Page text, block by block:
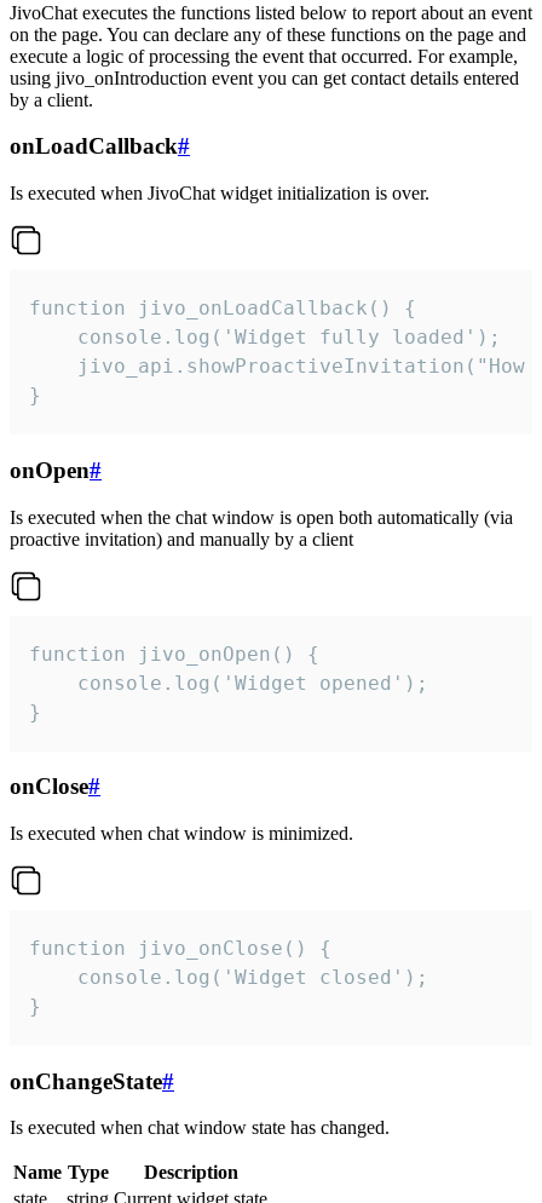
JivoChat executes the functions listed below to report about an event
on the page. You can declare any of these functions on the page and
execute a logic of processing the event that occurred. For example,
using jivo_onIntroduction event you can get contact details entered
by a client.
onLoadCallback#
Is executed when JivoChat widget initialization is over.
function jivo_onLoadCallback() {
    console.log('Widget fully loaded');
jivo_api.showProactiveInvitation("How
}
onOpen#
Is executed when the chat window is open both automatically (via
proactive invitation) and manually by a client
function jivo_onOpen() {
    console.log('Widget opened');
}
onClose#
Is executed when chat window is minimized.
function jivo_onClose() {
    console.log('Widget closed');
}
onChangeState#
Is executed when chat window state has changed.
Name Type
Description